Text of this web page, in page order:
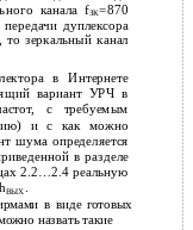
канала fЗК=870
дуплексора
зеркальный канал
в Интернете
вариант УРЧ в
с требуемым
и с как можно
шума определяется
в разделе
2.2…2.4 реальную
ВЫХ.
в виде готовых
назвать такие